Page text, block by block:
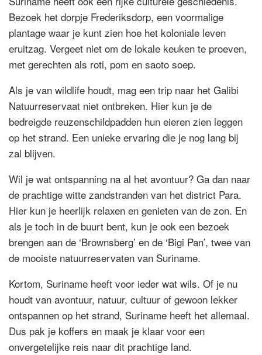
Bezoek het dorpje Frederiksdorp, een voormalige
plantage waar je kunt zien hoe het koloniale leven
eruitzag. Vergeet niet om de lokale keuken te proeven,
met gerechten als roti, pom en saoto soep.
Als je van wildlife houdt, mag een trip naar het Galibi
Natuurreservaat niet ontbreken. Hier kun je de
bedreigde reuzenschildpadden hun eieren zien leggen
op het strand. Een unieke ervaring die je nog lang bij
zal blijven.
Wil je wat ontspanning na al het avontuur? Ga dan naar
de prachtige witte zandstranden van het district Para.
Hier kun je heerlijk relaxen en genieten van de zon. En
als je toch in de buurt bent, kun je ook een bezoek
brengen aan de ‘Brownsberg’ en de ‘Bigi Pan’, twee van
de mooiste natuurreservaten van Suriname.
Kortom, Suriname heeft voor ieder wat wils. Of je nu
houdt van avontuur, natuur, cultuur of gewoon lekker
ontspannen op het strand, Suriname heeft het allemaal.
Dus pak je koffers en maak je klaar voor een
onvergetelijke reis naar dit prachtige land.